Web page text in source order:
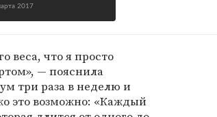
2017
веса, что я просто
— пояснила
три раза в неделю и
это возможно: «Каждый